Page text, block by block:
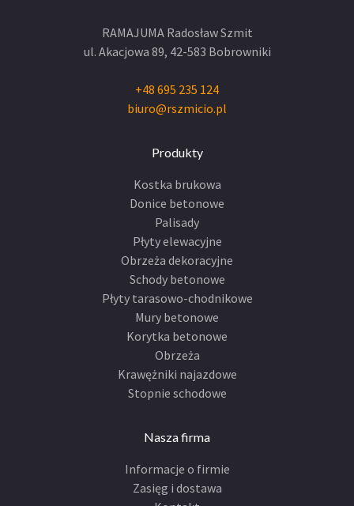
RAMAJUMA Radosław Szmit
ul. Akacjowa 89, 42-583 Bobrowniki
+48 695 235 124
biuro@rszmicio.pl
Produkty
Kostka brukowa
Donice betonowe
Palisady
Płyty elewacyjne
Obrzeża dekoracyjne
Schody betonowe
Płyty tarasowo-chodnikowe
Mury betonowe
Korytka betonowe
Obrzeża
Krawężniki najazdowe
Stopnie schodowe
Nasza firma
Informacje o firmie
Zasięg i dostawa